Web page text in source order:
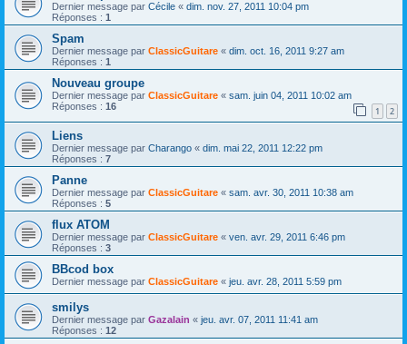
Dernier message par Cécile « dim. nov. 27, 2011 10:04 pm
Réponses : 1
Spam
Dernier message par ClassicGuitare « dim. oct. 16, 2011 9:27 am
Réponses : 1
Nouveau groupe
Dernier message par ClassicGuitare « sam. juin 04, 2011 10:02 am
Réponses : 16 1 2
Liens
Dernier message par Charango « dim. mai 22, 2011 12:22 pm
Réponses : 7
Panne
Dernier message par ClassicGuitare « sam. avr. 30, 2011 10:38 am
Réponses : 5
flux ATOM
Dernier message par ClassicGuitare « ven. avr. 29, 2011 6:46 pm
Réponses : 3
BBcod box
Dernier message par ClassicGuitare « jeu. avr. 28, 2011 5:59 pm
smilys
Dernier message par Gazalain « jeu. avr. 07, 2011 11:41 am
Réponses : 12